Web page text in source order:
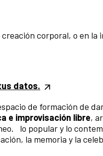
corporal, o en la
datos.
de formación de
e improvisación libre,
lo popular y lo
la memoria y la